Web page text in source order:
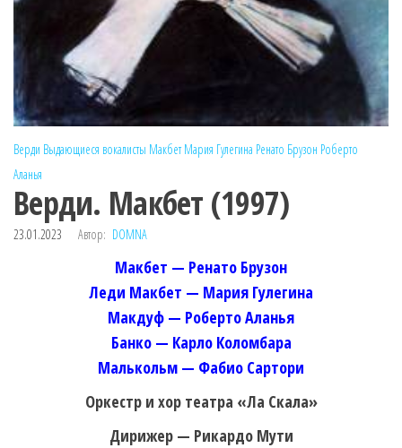
Верди Выдающиеся вокалисты Макбет Мария Гулегина Ренато Брузон Роберто
Аланья
Верди. Макбет (1997)
23.01.2023 Автор: DOMNA
Макбет — Ренато Брузон
Леди Макбет — Мария Гулегина
Макдуф — Роберто Аланья
Банко — Карло Коломбара
Малькольм — Фабио Сартори
Оркестр и хор театра «Ла Скала»
Дирижер — Рикардо Мути